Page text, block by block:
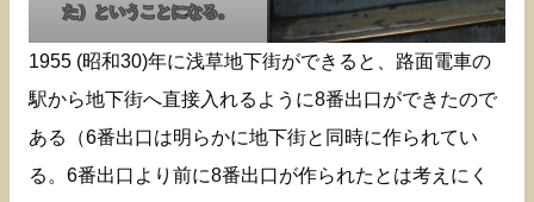
た）ということになる。
1955 (昭和30)年に浅草地下街ができると、路面電車の
駅から地下街へ直接入れるように8番出口ができたので
ある（6番出口は明らかに地下街と同時に作られてい
る。6番出口より前に8番出口が作られたとは考えにく